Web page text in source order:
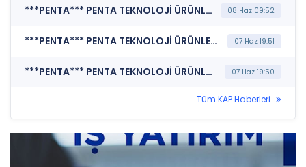
***PENTA*** PENTA TEKNOLOJİ ÜRÜNLERİ DAĞITIM TİCARET A.Ş. (Genel Kurul İşlemlerine İlişkin Bildirim) 08 Haz 09:52
***PENTA*** PENTA TEKNOLOJİ ÜRÜNLERİ DAĞITIM TİCARET A.Ş. (Bağımsız Denetim Kuruluşunun Belirlenmesi) 07 Haz 19:51
***PENTA*** PENTA TEKNOLOJİ ÜRÜNLERİ DAĞITIM TİCARET A.Ş. (Kar Payı Dağıtım İşlemlerine İlişkin Bildirim) 07 Haz 19:50
Tüm KAP Haberleri